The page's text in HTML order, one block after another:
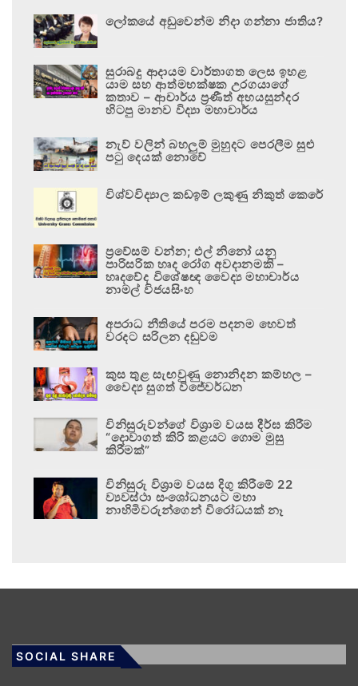
ලෝකයේ අඩුවෙන්ම නිදා ගන්නා ජාතිය?
සුරාබදු ආදායම වාර්තාගත ලෙස ඉහළ
යාම සහ ආත්මභක්ෂක උරගයාගේ
කතාව – ආචාර්ය ප්‍රණීත් අභයසුන්දර
හිටපු මානව විද්‍යා මහාචාර්ය
නැව් වලින් බහලුම් මුහුදට පෙරලීම සුළු
පටු දෙයක් නොවේ
විශ්වවිද්‍යාල කඩඉම් ලකුණු නිකුත් කෙරේ
ප්‍රවේසම් වන්න; එල් නිනෝ යනු
පාරිසරික හෘද රෝග අවදානමකි –
හෘදවේද විශේෂඥ වෛද්‍ය මහාචාර්ය
නාමල් විජයසිංහ
අපරාධ නීතියේ පරම පදනම හෙවත්
වරදට සරිලන දඬුවම
කුස තුළ සැඟවුණු නොනිදන කම්හල –
වෛද්‍ය සුගත් විජේවර්ධන
විනිසුරුවන්ගේ විශ්‍රාම වයස දීර්ඝ කිරීම
“දොවාගත් කිරි කළයට ගොම මුසු
කිරීමක්”
විනිසුරු විශ්‍රාම වයස දිගු කිරීමේ 22
ව්‍යවස්ථා සංශෝධනයට මහා
නාහිමිවරුන්ගෙන් විරෝධයක් නෑ
SOCIAL SHARE